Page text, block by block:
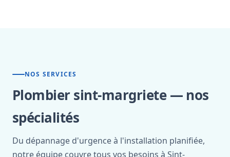
NOS SERVICES
Plombier sint-margriete — nos
spécialités
Du dépannage d'urgence à l'installation planifiée,
notre équipe couvre tous vos besoins à Sint-